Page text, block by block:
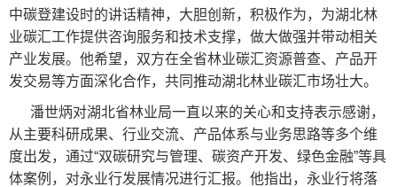
中碳登建设时的讲话精神，大胆创新，积极作为，为湖北林
业碳汇工作提供咨询服务和技术支撑，做大做强并带动相关
产业发展。他希望，双方在全省林业碳汇资源普查、产品开
发交易等方面深化合作，共同推动湖北林业碳汇市场壮大。
潘世炳对湖北省林业局一直以来的关心和支持表示感谢，
从主要科研成果、行业交流、产品体系与业务思路等多个维
度出发，通过“双碳研究与管理、碳资产开发、绿色金融”等具
体案例，对永业行发展情况进行汇报。他指出，永业行将落